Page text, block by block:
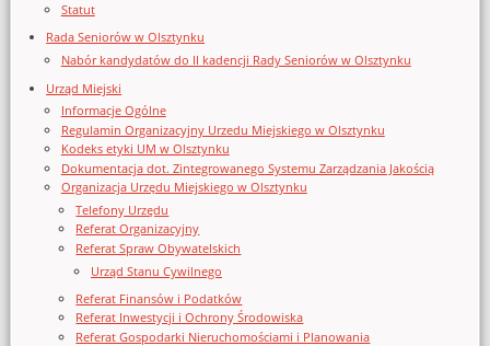
Statut
Rada Seniorów w Olsztynku
Nabór kandydatów do II kadencji Rady Seniorów w Olsztynku
Urząd Miejski
Informacje Ogólne
Regulamin Organizacyjny Urzedu Miejskiego w Olsztynku
Kodeks etyki UM w Olsztynku
Dokumentacja dot. Zintegrowanego Systemu Zarządzania Jakością
Organizacja Urzędu Miejskiego w Olsztynku
Telefony Urzędu
Referat Organizacyjny
Referat Spraw Obywatelskich
Urząd Stanu Cywilnego
Referat Finansów i Podatków
Referat Inwestycji i Ochrony Środowiska
Referat Gospodarki Nieruchomościami i Planowania